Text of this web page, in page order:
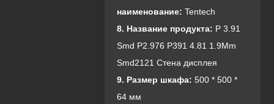
наименование: Tentech
8. Название продукта: P 3.91
Smd P2.976 P391 4.81 1.9Mm
Smd2121 Стена дисплея
9. Размер шкафа: 500 * 500 *
64 мм